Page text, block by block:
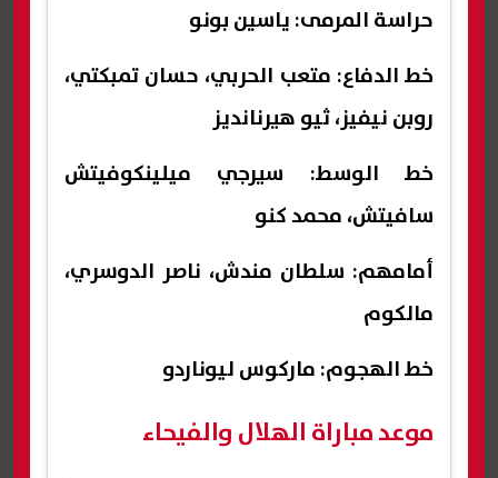
حراسة المرمى: ياسين بونو
خط الدفاع: متعب الحربي، حسان تمبكتي،
روبن نيفيز، ثيو هيرنانديز
خط الوسط: سيرجي ميلينكوفيتش
سافيتش، محمد كنو
أمامهم: سلطان مندش، ناصر الدوسري،
مالكوم
خط الهجوم: ماركوس ليوناردو
موعد مباراة الهلال والفيحاء